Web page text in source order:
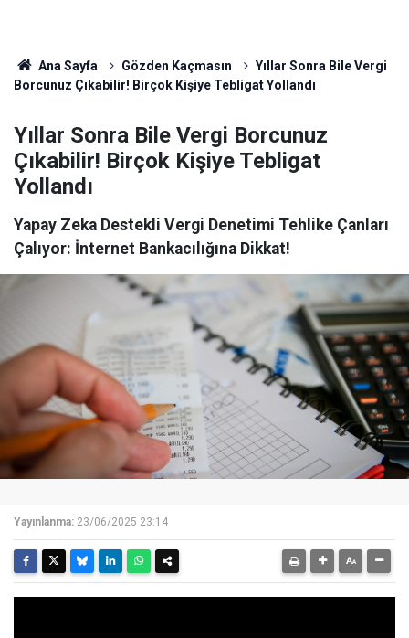
Ana Sayfa Gözden Kaçmasın
Yıllar Sonra Bile Vergi
Borcunuz Çıkabilir! Birçok Kişiye Tebligat Yollandı
Yıllar Sonra Bile Vergi Borcunuz
Çıkabilir! Birçok Kişiye Tebligat
Yollandı
Yapay Zeka Destekli Vergi Denetimi Tehlike Çanları
Çalıyor: İnternet Bankacılığına Dikkat!
Yayınlanma: 23/06/2025 23:14